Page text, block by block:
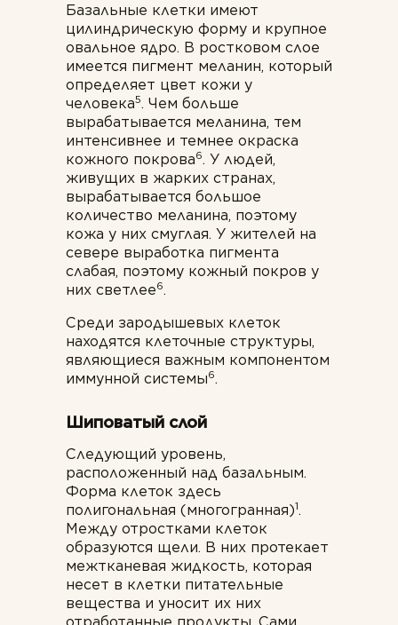
Базальные клетки имеют
цилиндрическую форму и крупное
овальное ядро. В ростковом слое
имеется пигмент меланин, который
определяет цвет кожи у
человека5. Чем больше
вырабатывается меланина, тем
интенсивнее и темнее окраска
кожного покрова6. У людей,
живущих в жарких странах,
вырабатывается большое
количество меланина, поэтому
кожа у них смуглая. У жителей на
севере выработка пигмента
слабая, поэтому кожный покров у
них светлее6.
Среди зародышевых клеток
находятся клеточные структуры,
являющиеся важным компонентом
иммунной системы6.
Шиповатый слой
Следующий уровень,
расположенный над базальным.
Форма клеток здесь
полигональная (многогранная)1.
Между отростками клеток
образуются щели. В них протекает
межтканевая жидкость, которая
несет в клетки питательные
вещества и уносит их них